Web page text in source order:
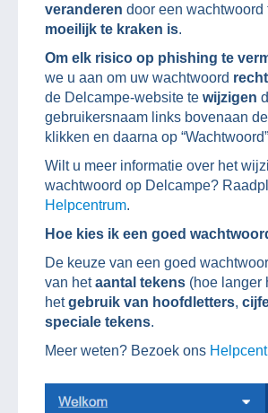
veranderen door een wachtwoord
moeilijk te kraken is.
Om elk risico op phishing te
we u aan om uw wachtwoord
de Delcampe-website te wijzigen
gebruikersnaam links bovenaan
klikken en daarna op
Wilt u meer informatie over het
wachtwoord op Delcampe?
Helpcentrum.
Hoe kies ik een goed
De keuze van een goed
van hetaantal tekens (hoe langer
hetgebruik van hoofdletters,
speciale tekens.
Meer weten? Bezoek ons